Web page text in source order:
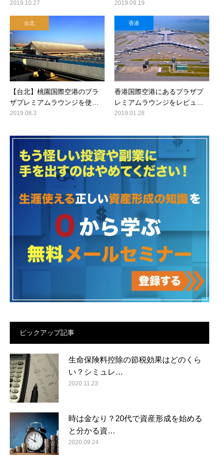
2019.10.27 2019.09.19
台北
【台北】桃園国際空港のプラ
ザプレミアムラウンジを使…
2019.08.3
香港
香港国際空港にあるプラザプ
レミアムラウンジをレビュ…
2019.01.28
ピックアップ記事
生命保険料控除の節税効果はどのくら
い？シミュレ…
2020.11.23
時は金なり？20代で資産形成を始める
と分かる資…
2020.09.24